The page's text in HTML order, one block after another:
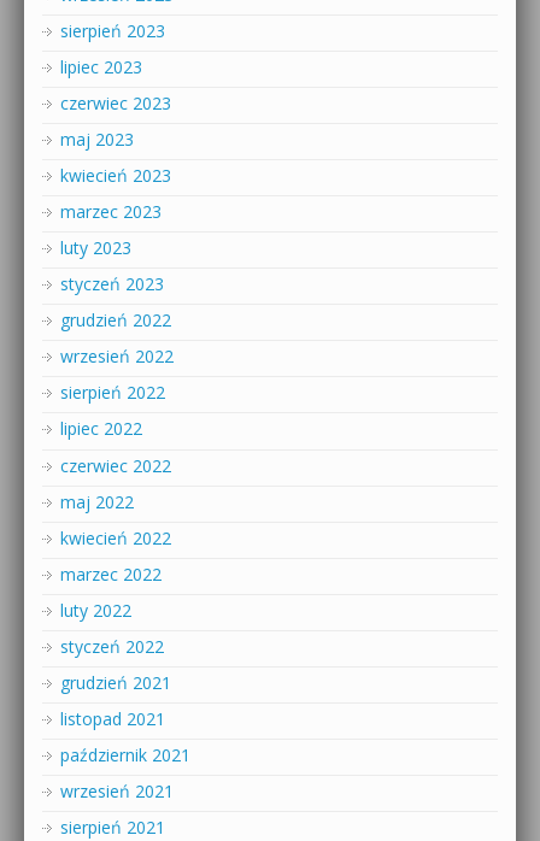
sierpień 2023
lipiec 2023
czerwiec 2023
maj 2023
kwiecień 2023
marzec 2023
luty 2023
styczeń 2023
grudzień 2022
wrzesień 2022
sierpień 2022
lipiec 2022
czerwiec 2022
maj 2022
kwiecień 2022
marzec 2022
luty 2022
styczeń 2022
grudzień 2021
listopad 2021
październik 2021
wrzesień 2021
sierpień 2021